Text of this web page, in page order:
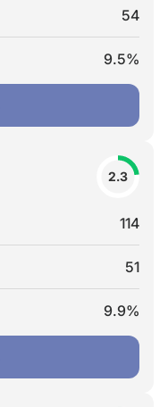
54
9.5%
2.3
114
51
9.9%